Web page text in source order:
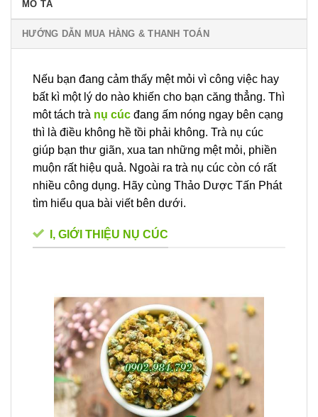
MÔ TẢ
HƯỚNG DẪN MUA HÀNG & THANH TOÁN
Nếu bạn đang cảm thấy mệt mỏi vì công việc hay
bất kì một lý do nào khiến cho bạn căng thẳng. Thì
môt tách trà nụ cúc đang ấm nóng ngay bên cạng
thì là điều không hề tồi phải không. Trà nụ cúc
giúp bạn thư giãn, xua tan những mệt mỏi, phiền
muộn rất hiệu quả. Ngoài ra trà nụ cúc còn có rất
nhiều công dụng. Hãy cùng Thảo Dược Tấn Phát
tìm hiểu qua bài viết bên dưới.
I, GIỚI THIỆU NỤ CÚC